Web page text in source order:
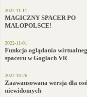
2022-11-11
MAGICZNY SPACER PO
MAŁOPOLSCE!
2022-11-01
Funkcja oglądania
spaceru w Goglach VR
2022-10-26
Zaawansowana wersja dla
niewidomych